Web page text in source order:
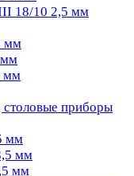
18/10 2,5 мм
мм
мм
мм
приборы
мм
мм
мм